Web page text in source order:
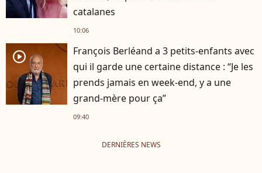
catalanes
10:06
player2
François Berléand a 3 petits-enfants avec
qui il garde une certaine distance : “Je les
prends jamais en week-end, y a une
grand-mère pour ça”
09:40
DERNIÈRES NEWS